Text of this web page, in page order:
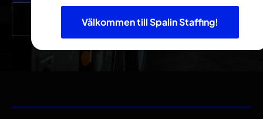
Jobba hos oss
Välkommen till Spalin Staffing!